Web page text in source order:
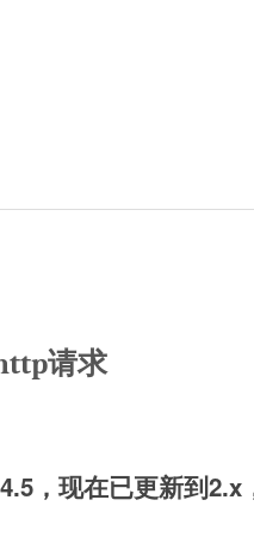
请求
，现在已更新到2.x